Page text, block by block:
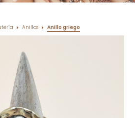
Anillos Anillo griego